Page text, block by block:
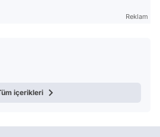
Reklam
içerikleri